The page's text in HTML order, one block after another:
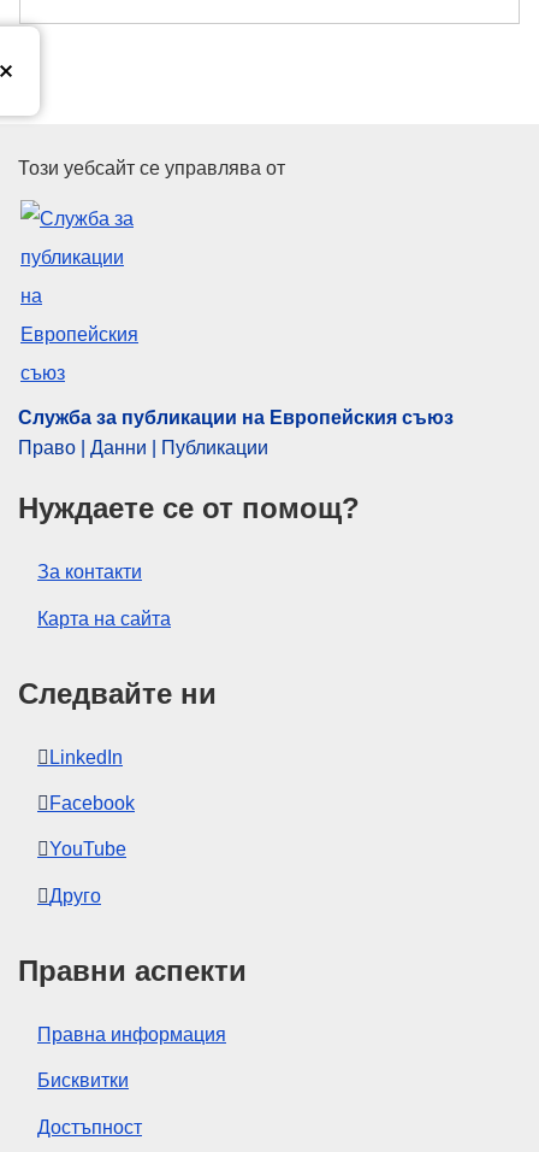
Служба за публикации на
Този уебсайт се управлява от
Служба за публикации на Европейския съюз
Право | Данни | Публикации
Нуждаете се от помощ?
За контакти
Карта на сайта
Следвайте ни
LinkedIn
Facebook
YouTube
Друго
Правни аспекти
Правна информация
Бисквитки
Достъпност